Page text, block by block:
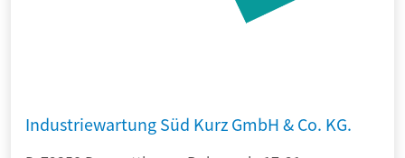
Industriewartung Süd Kurz GmbH & Co. KG.